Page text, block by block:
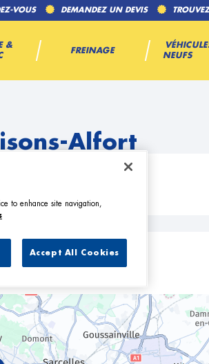
VOUS DEMANDEZ UN DEVIS
&
FREINAGE
NEUFS
Alfort
Alfort
to enhance site navigation,
Accept All Cookies